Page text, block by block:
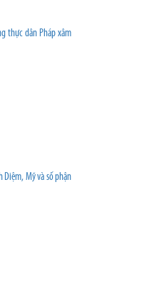
thực dân Pháp xâm
Diệm, Mỹ và số phận